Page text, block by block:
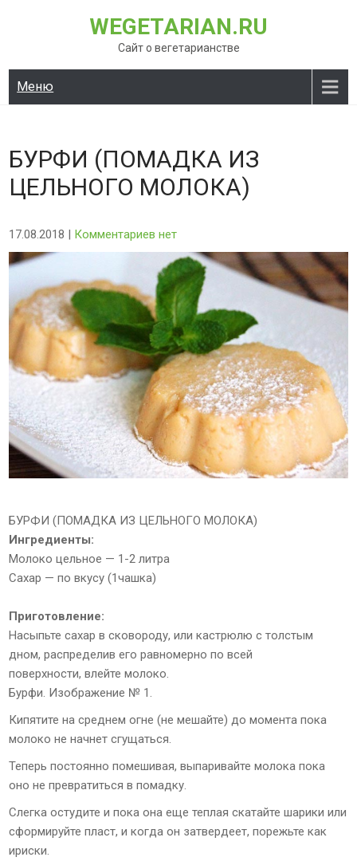
WEGETARIAN.RU
Сайт о вегетарианстве
Меню
БУРФИ (ПОМАДКА ИЗ
ЦЕЛЬНОГО МОЛОКА)
17.08.2018 | Комментариев нет
БУРФИ (ПОМАДКА ИЗ ЦЕЛЬНОГО МОЛОКА)
Ингредиенты:
Молоко цельное — 1-2 литра
Сахар — по вкусу (1чашка)
Приготовление:
Насыпьте сахар в сковороду, или кастрюлю с толстым
дном, распределив его равномерно по всей
поверхности, влейте молоко.
Бурфи. Изображение № 1.
Кипятите на среднем огне (не мешайте) до момента пока
молоко не начнет сгущаться.
Теперь постоянно помешивая, выпаривайте молока пока
оно не превратиться в помадку.
Слегка остудите и пока она еще теплая скатайте шарики или
сформируйте пласт, и когда он затвердеет, порежьте как
ириски.